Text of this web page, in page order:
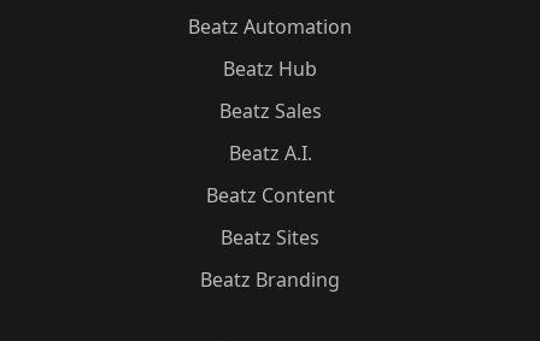
Beatz Automation
Beatz Hub
Beatz Sales
Beatz A.I.
Beatz Content
Beatz Sites
Beatz Branding